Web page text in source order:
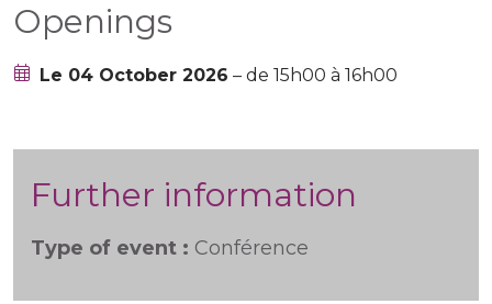
Openings
Le 04 October 2026 – de 15h00 à 16h00
Further information
Type of event : Conférence